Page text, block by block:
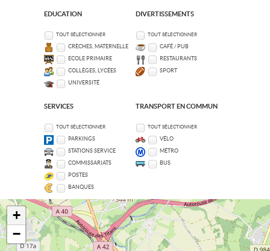
EDUCATION
TOUT SÉLECTIONNER
CRÈCHES, MATERNELLE
ECOLE PRIMAIRE
COLLÈGES, LYCÉES
UNIVERSITÉ
DIVERTISSEMENTS
TOUT SÉLECTIONNER
CAFÉ / PUB
RESTAURANTS
SPORT
SERVICES
TOUT SÉLECTIONNER
PARKINGS
STATIONS SERVICE
COMMISSARIATS
POSTES
BANQUES
TRANSPORT EN COMMUN
TOUT SÉLECTIONNER
VÉLO
MÉTRO
BUS
+
−